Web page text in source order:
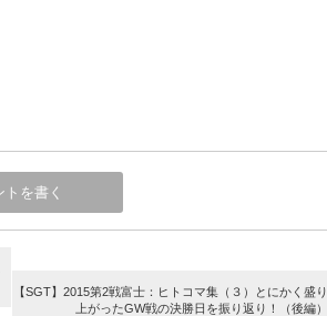
【SGT】2015第2戦富士：ヒトコマ集（３）とにかく盛り
上がったGW戦の決勝日を振り返り！（後編）